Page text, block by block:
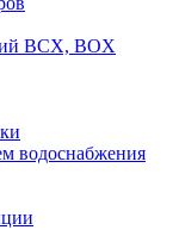
BCX, BOX
водоснабжения